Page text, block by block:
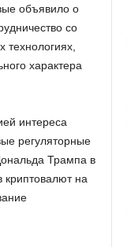
объявило о
со
характера
интереса
регуляторные
Трампа в
криптовалют на